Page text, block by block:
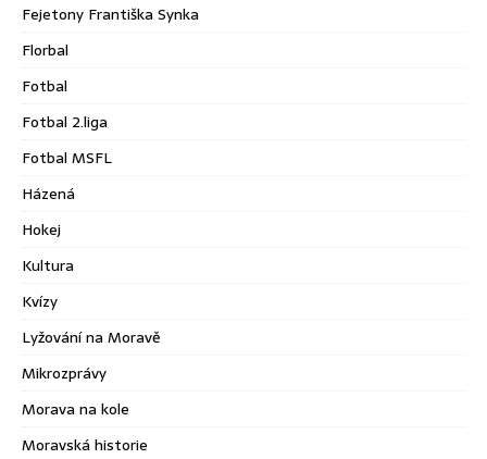
Fejetony Františka Synka
Florbal
Fotbal
Fotbal 2.liga
Fotbal MSFL
Házená
Hokej
Kultura
Kvízy
Lyžování na Moravě
Mikrozprávy
Morava na kole
Moravská historie